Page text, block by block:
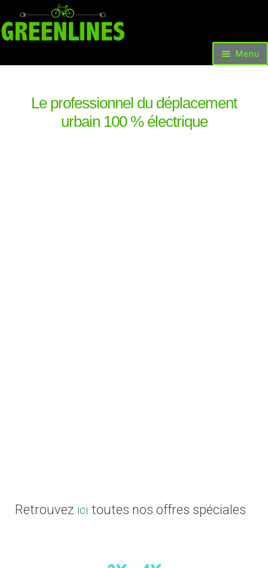
Menu
Accueil
Scooters & Trottinettes
Nos facilités de paiement
Les occasions et promotions
Le professionnel du déplacement
urbain 100 % électrique
Retrouvez ici toutes nos offres spéciales